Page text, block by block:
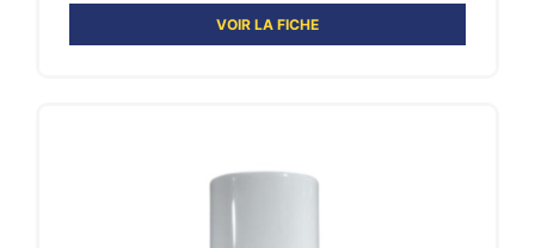
VOIR LA FICHE